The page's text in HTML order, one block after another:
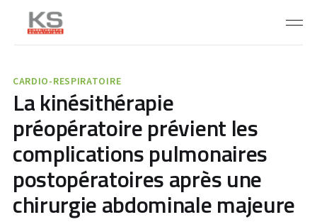
CARDIO-RESPIRATOIRE
La kinésithérapie
préopératoire prévient les
complications pulmonaires
postopératoires après une
chirurgie abdominale majeure